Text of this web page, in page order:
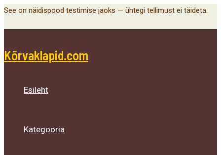
Skip
See on näidispood testimise jaoks — ühtegi tellimust ei täideta.
Kõrvaklapid.com
Esileht
Kategooria
Menu
Toggle
Menu
Toggle
Menu
Toggle
Main
Menu